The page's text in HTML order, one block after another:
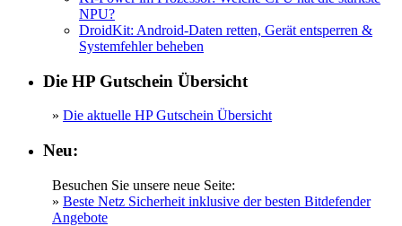
NPU?
DroidKit: Android-Daten retten, Gerät entsperren &
Systemfehler beheben
Die HP Gutschein Übersicht
» Die aktuelle HP Gutschein Übersicht
Neu:
Besuchen Sie unsere neue Seite:
» Beste Netz Sicherheit inklusive der besten Bitdefender
Angebote